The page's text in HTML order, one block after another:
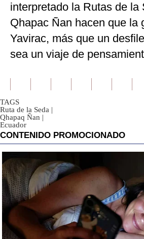
interpretado la Rutas de la
Qhapac Ñan hacen que la
Yavirac, más que un
sea un viaje de
TAGS
Ruta de la Seda |
Qhapaq Ñan |
Ecuador